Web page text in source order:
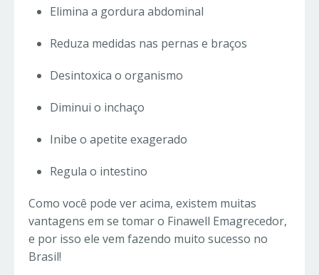
Elimina a gordura abdominal
Reduza medidas nas pernas e braços
Desintoxica o organismo
Diminui o inchaço
Inibe o apetite exagerado
Regula o intestino
Como você pode ver acima, existem muitas
vantagens em se tomar o Finawell Emagrecedor,
e por isso ele vem fazendo muito sucesso no
Brasil!